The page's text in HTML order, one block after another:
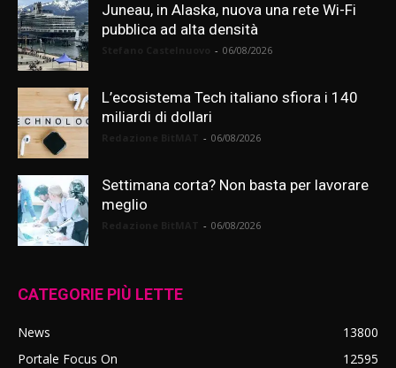
Juneau, in Alaska, nuova una rete Wi-Fi
pubblica ad alta densità
- 06/08/2026
L’ecosistema Tech italiano sfiora i 140
miliardi di dollari
- 06/08/2026
Settimana corta? Non basta per lavorare
meglio
- 06/08/2026
CATEGORIE PIÙ LETTE
News
13800
Portale Focus On
12595